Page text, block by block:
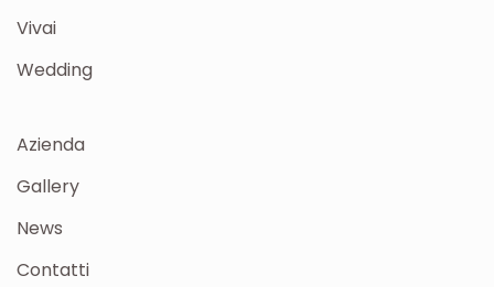
Vivai
Wedding
Azienda
Gallery
News
Contatti